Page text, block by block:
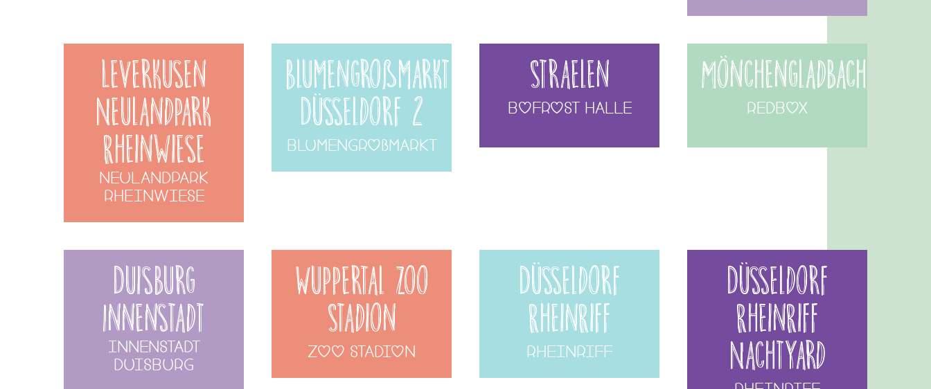
Leverkusen
Neulandpark
Rheinwiese
Neulandpark
Rheinwiese
Blumengroßmarkt
Düsseldorf 2
Blumengroßmarkt
Straelen
bofrost Halle
Mönchengladbach
REDBOX
Duisburg
Innenstadt
Innenstadt
Duisburg
Wuppertal Zoo
Stadion
Zoo Stadion
Düsseldorf
RheinRiff
RheinRiff
Düsseldorf
RheinRiff
NachtYard